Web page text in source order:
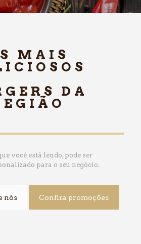
MAIS
DA
você está lendo, pode ser
para o seu negócio.
nós Confira promoções